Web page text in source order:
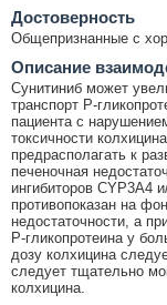
Достоверность
Общепризнанные с
Описание
Сунитиниб может
транспорт Р-
пациента с
токсичности
предрасполагать к
печеночная
ингибиторов CYP3A4
противопоказан на
недостаточности, а
Р-гликопротеина у
дозу колхицина
следует тщательно
колхицина.